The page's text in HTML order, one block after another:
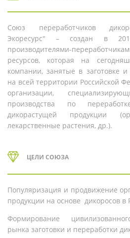
Союз переработчиков
Экоресурс" – создан в
производителями-
ресурсов, которая на
компании, занятые в заготовке
на всей территории Российской
организации,
производства по
дикорастущей продукции
лекарственные растения, др.).
ЦЕЛИ СОЮЗА
Популяризация и продвижение
продукции на основе дикоросов в
Формирование
рынка заготовки и переработки